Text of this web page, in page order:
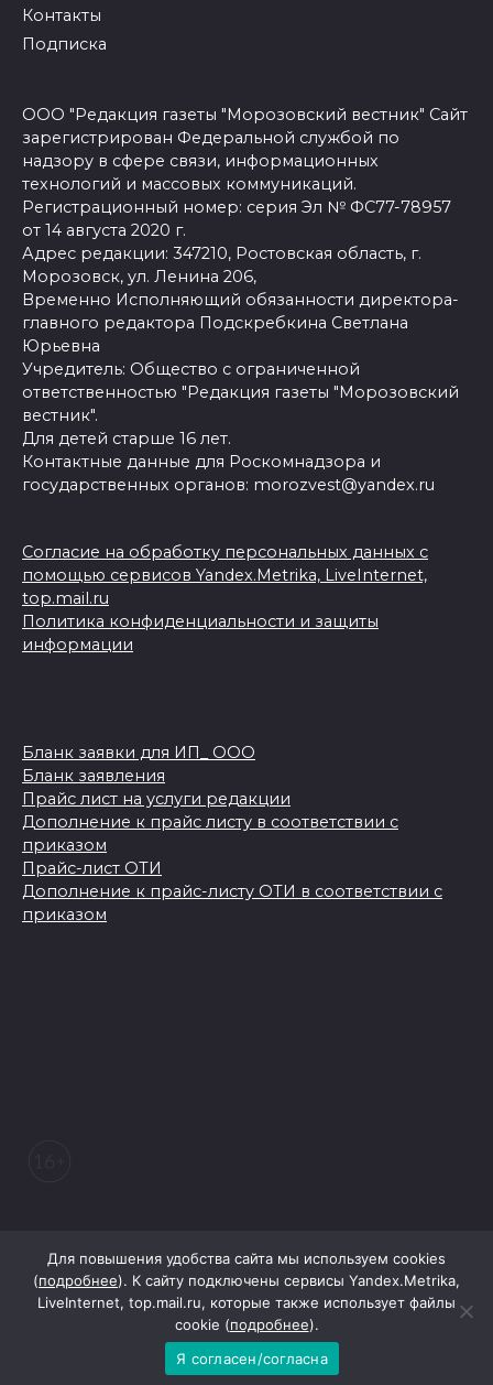
Контакты
Подписка
ООО "Редакция газеты "Морозовский вестник" Сайт
зарегистрирован Федеральной службой по
надзору в сфере связи, информационных
технологий и массовых коммуникаций.
Регистрационный номер: серия Эл № ФС77-78957
от 14 августа 2020 г.
Адрес редакции: 347210, Ростовская область, г.
Морозовск, ул. Ленина 206,
Временно Исполняющий обязанности директора-
главного редактора Подскребкина Светлана
Юрьевна
Учредитель: Общество с ограниченной
ответственностью "Редакция газеты "Морозовский
вестник".
Для детей старше 16 лет.
Контактные данные для Роскомнадзора и
государственных органов: morozvest@yandex.ru
Согласие на обработку персональных данных с
помощью сервисов Yandex.Metrika, LiveInternet,
top.mail.ru
Политика конфиденциальности и защиты
информации
Бланк заявки для ИП_ ООО
Бланк заявления
Прайс лист на услуги редакции
Дополнение к прайс листу в соответствии с
приказом
Прайс-лист ОТИ
Дополнение к прайс-листу ОТИ в соответствии с
приказом
При поддержке Правительства Ростовской области
Для повышения удобства сайта мы используем cookies
(подробнее). К сайту подключены сервисы Yandex.Metrika,
LiveInternet, top.mail.ru, которые также использует файлы
cookie (подробнее).
Я согласен/согласна